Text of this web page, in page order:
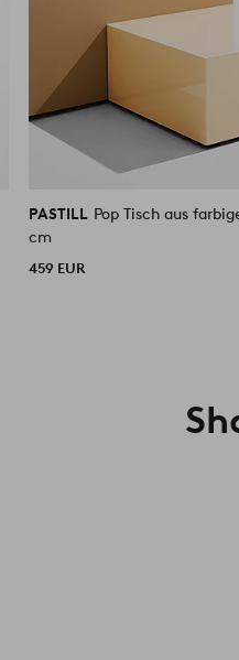
PASTILL Pop Tisch aus
cm
459 EUR